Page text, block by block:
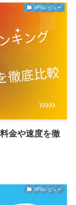
VPNレビュー
金や速度を徹
VPNレビュー